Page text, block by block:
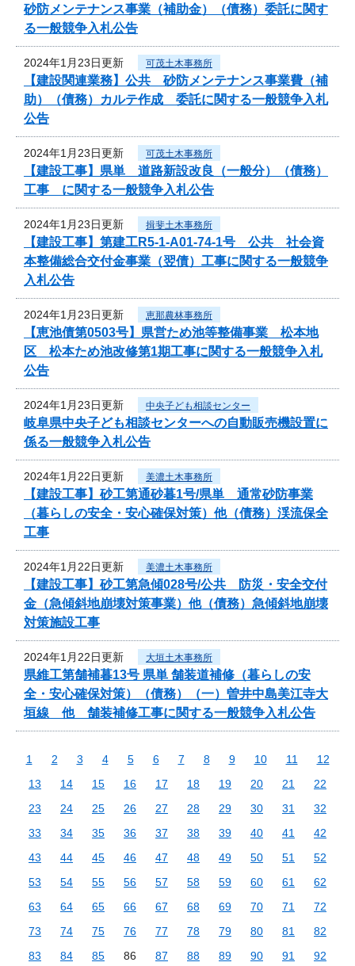
砂防メンテナンス事業（補助金）（債務）委託に関す
る一般競争入札公告
2024年1月23日更新 可茂土木事務所
【建設関連業務】公共 砂防メンテナンス事業費（補
助）（債務）カルテ作成 委託に関する一般競争入札
公告
2024年1月23日更新 可茂土木事務所
【建設工事】県単 道路新設改良（一般分）（債務）
工事 に関する一般競争入札公告
2024年1月23日更新 揖斐土木事務所
【建設工事】第建工R5-1-A01-74-1号 公共 社会資
本整備総合交付金事業（翌債）工事に関する一般競争
入札公告
2024年1月23日更新 恵那農林事務所
【恵池債第0503号】県営ため池等整備事業 松本地
区 松本ため池改修第1期工事に関する一般競争入札
公告
2024年1月23日更新 中央子ども相談センター
岐阜県中央子ども相談センターへの自動販売機設置に
係る一般競争入札公告
2024年1月22日更新 美濃土木事務所
【建設工事】砂工第通砂暮1号/県単 通常砂防事業
（暮らしの安全・安心確保対策）他（債務）渓流保全
工事
2024年1月22日更新 美濃土木事務所
【建設工事】砂工第急傾028号/公共 防災・安全交付
金（急傾斜地崩壊対策事業）他（債務）急傾斜地崩壊
対策施設工事
2024年1月22日更新 大垣土木事務所
県維工第舗補暮13号 県単 舗装道補修（暮らしの安
全・安心確保対策）（債務）（一）曽井中島美江寺大
垣線 他 舗装補修工事に関する一般競争入札公告
1 2 3 4 5 6 7 8 9 10 11
12
13
14 15 16 17 18 19 20 21
22
23
24 25 26 27 28 29 30 31
32
33
34 35 36 37 38 39 40 41
42
43
44 45 46 47 48 49 50 51
52
53
54 55 56 57 58 59 60 61
62
63
64 65 66 67 68 69 70 71
72
73
74 75 76 77 78 79 80 81
82
83
84 85 86 87 88 89 90 91
92